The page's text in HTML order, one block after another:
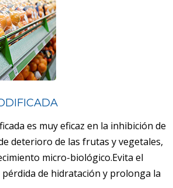
es muy eficaz en la inhibición de
deterioro de las frutas y vegetales,
micro-biológico.Evita el
de hidratación y prolonga la